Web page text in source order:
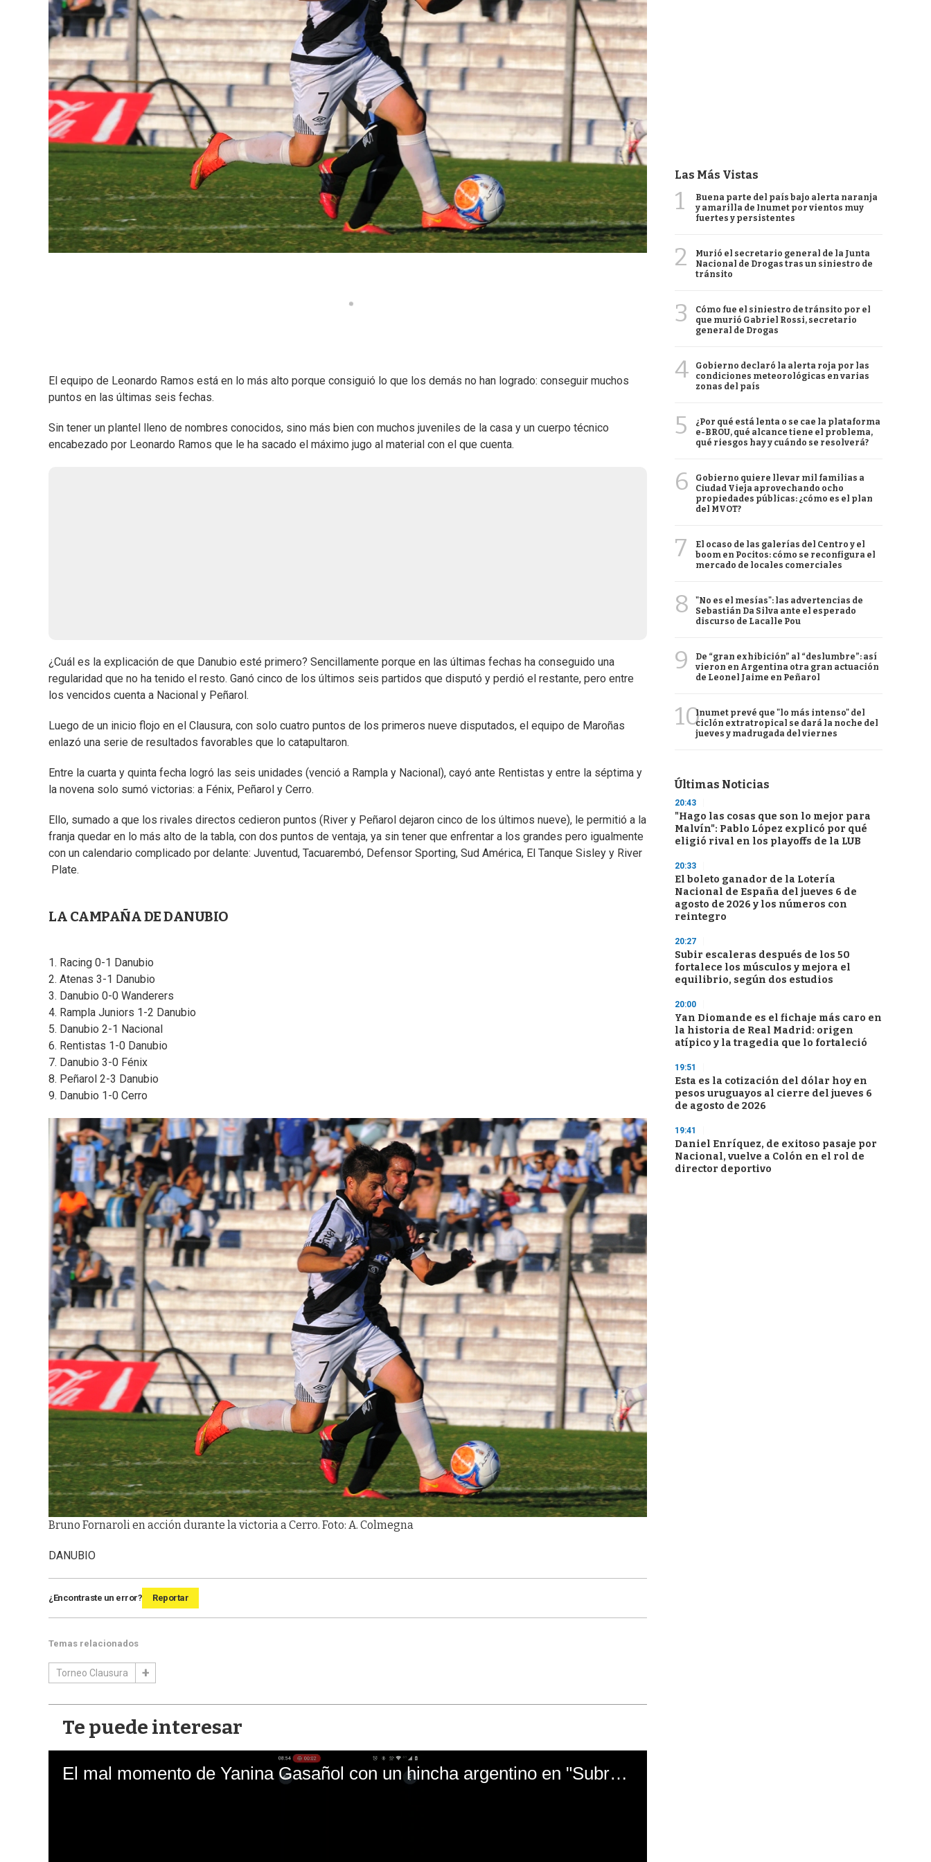
El equipo de Leonardo Ramos está en lo más alto porque consiguió lo que los demás no han logrado: conseguir muchos
puntos en las últimas seis fechas.
Sin tener un plantel lleno de nombres conocidos, sino más bien con muchos juveniles de la casa y un cuerpo técnico
encabezado por Leonardo Ramos que le ha sacado el máximo jugo al material con el que cuenta.
¿Cuál es la explicación de que Danubio esté primero? Sencillamente porque en las últimas fechas ha conseguido una
regularidad que no ha tenido el resto. Ganó cinco de los últimos seis partidos que disputó y perdió el restante, pero entre
los vencidos cuenta a Nacional y Peñarol.
Luego de un inicio flojo en el Clausura, con solo cuatro puntos de los primeros nueve disputados, el equipo de Maroñas
enlazó una serie de resultados favorables que lo catapultaron.
Entre la cuarta y quinta fecha logró las seis unidades (venció a Rampla y Nacional), cayó ante Rentistas y entre la séptima y
la novena solo sumó victorias: a Fénix, Peñarol y Cerro.
Ello, sumado a que los rivales directos cedieron puntos (River y Peñarol dejaron cinco de los últimos nueve), le permitió a la
franja quedar en lo más alto de la tabla, con dos puntos de ventaja, ya sin tener que enfrentar a los grandes pero igualmente
con un calendario complicado por delante: Juventud, Tacuarembó, Defensor Sporting, Sud América, El Tanque Sisley y River
Plate.
LA CAMPAÑA DE DANUBIO
1. Racing 0-1 Danubio
2. Atenas 3-1 Danubio
3. Danubio 0-0 Wanderers
4. Rampla Juniors 1-2 Danubio
5. Danubio 2-1 Nacional
6. Rentistas 1-0 Danubio
7. Danubio 3-0 Fénix
8. Peñarol 2-3 Danubio
9. Danubio 1-0 Cerro
Bruno Fornaroli en acción durante la victoria a Cerro. Foto: A. Colmegna
DANUBIO
¿Encontraste un error? Reportar
Temas relacionados
Torneo Clausura
Te puede interesar
El mal momento de Yanina Gasañol con un hincha argentino en "Subrayado"
Las Más Vistas
1
Buena parte del país bajo alerta naranja
y amarilla de Inumet por vientos muy
fuertes y persistentes
2
Murió el secretario general de la Junta
Nacional de Drogas tras un siniestro de
tránsito
3
Cómo fue el siniestro de tránsito por el
que murió Gabriel Rossi, secretario
general de Drogas
4
Gobierno declaró la alerta roja por las
condiciones meteorológicas en varias
zonas del país
5
¿Por qué está lenta o se cae la plataforma
e-BROU, qué alcance tiene el problema,
qué riesgos hay y cuándo se resolverá?
6
Gobierno quiere llevar mil familias a
Ciudad Vieja aprovechando ocho
propiedades públicas: ¿cómo es el plan
del MVOT?
7
El ocaso de las galerías del Centro y el
boom en Pocitos: cómo se reconfigura el
mercado de locales comerciales
8
"No es el mesías": las advertencias de
Sebastián Da Silva ante el esperado
discurso de Lacalle Pou
9
De “gran exhibición” al “deslumbre”: así
vieron en Argentina otra gran actuación
de Leonel Jaime en Peñarol
10Inumet prevé que "lo más intenso" del
ciclón extratropical se dará la noche del
jueves y madrugada del viernes
Últimas Noticias
20:43
"Hago las cosas que son lo mejor para
Malvín": Pablo López explicó por qué
eligió rival en los playoffs de la LUB
20:33
El boleto ganador de la Lotería
Nacional de España del jueves 6 de
agosto de 2026 y los números con
reintegro
20:27
Subir escaleras después de los 50
fortalece los músculos y mejora el
equilibrio, según dos estudios
20:00
Yan Diomande es el fichaje más caro en
la historia de Real Madrid: origen
atípico y la tragedia que lo fortaleció
19:51
Esta es la cotización del dólar hoy en
pesos uruguayos al cierre del jueves 6
de agosto de 2026
19:41
Daniel Enríquez, de exitoso pasaje por
Nacional, vuelve a Colón en el rol de
director deportivo